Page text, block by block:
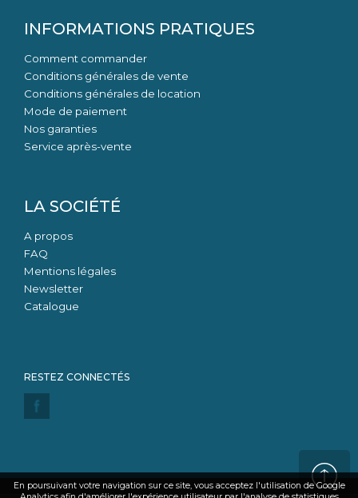
INFORMATIONS PRATIQUES
Comment commander
Conditions générales de vente
Conditions générales de location
Mode de paiement
Nos garanties
Service après-vente
LA SOCIÉTÉ
A propos
FAQ
Mentions légales
Newsletter
Catalogue
En poursuivant votre navigation sur ce site, vous acceptez l'utilisation de Google